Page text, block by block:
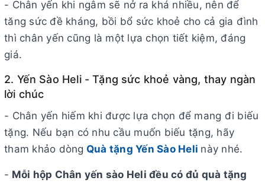
- Chân yến khi ngâm sẽ nở ra khá nhiều, nên để
tăng sức đề kháng, bồi bổ sức khoẻ cho cả gia đình
thì chân yến cũng là một lựa chọn tiết kiệm, đáng
giá.
2. Yến Sào Heli - Tặng sức khoẻ vàng, thay ngàn
lời chúc
- Chân yến hiếm khi được lựa chọn để mang đi biếu
tặng. Nếu bạn có nhu cầu muốn biếu tặng, hãy
tham khảo dòng Quà tặng Yến Sào Heli này nhé.
- Mỗi hộp Chân yến sào Heli đều có đủ quà tặng